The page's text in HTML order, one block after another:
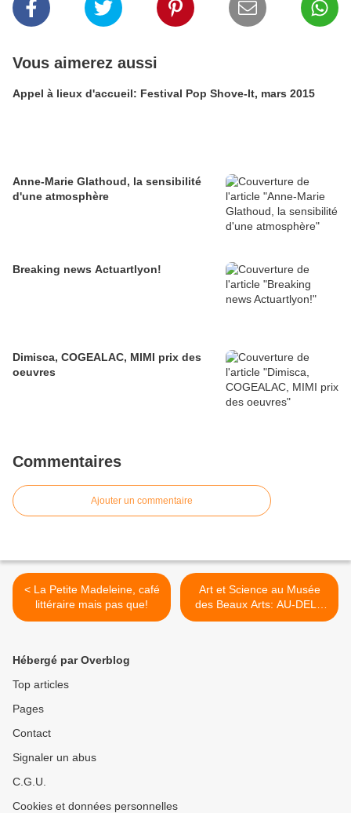
Vous aimerez aussi
Appel à lieux d'accueil: Festival Pop Shove-It, mars 2015
Anne-Marie Glathoud, la sensibilité
d'une atmosphère
Breaking news Actuartlyon!
Dimisca, COGEALAC, MIMI prix des
oeuvres
Commentaires
Ajouter un commentaire
< La Petite Madeleine, café
littéraire mais pas que!
Art et Science au Musée
des Beaux Arts: AU-DELA
DU VISIBLE! >
Hébergé par Overblog
Top articles
Pages
Contact
Signaler un abus
C.G.U.
Cookies et données personnelles